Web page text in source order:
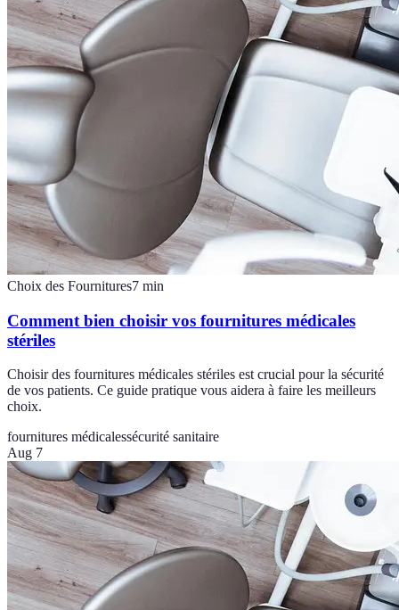
Choix des Fournitures7 min
Comment bien choisir vos fournitures médicales
stériles
Choisir des fournitures médicales stériles est crucial pour la sécurité
de vos patients. Ce guide pratique vous aidera à faire les meilleurs
choix.
fournitures médicalessécurité sanitaire
Aug 7